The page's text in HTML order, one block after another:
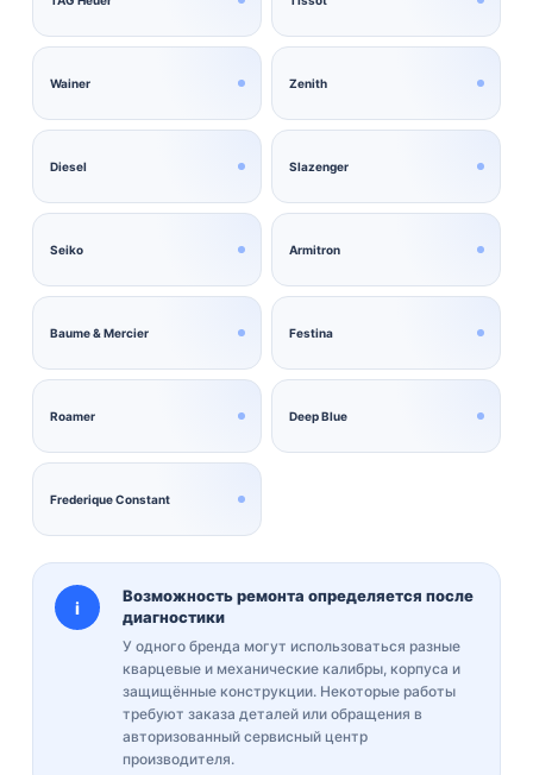
Wainer Zenith
Diesel Slazenger
Seiko Armitron
Baume & Mercier Festina
Roamer Deep Blue
Frederique Constant
i
Возможность ремонта определяется после
диагностики
У одного бренда могут использоваться разные
кварцевые и механические калибры, корпуса и
защищённые конструкции. Некоторые работы
требуют заказа деталей или обращения в
авторизованный сервисный центр
производителя.